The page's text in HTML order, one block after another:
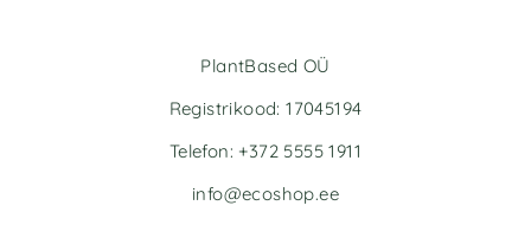
PlantBased OÜ
Registrikood: 17045194
Telefon: +372 5555 1911
info@ecoshop.ee